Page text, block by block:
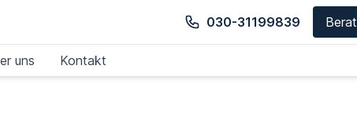
030-31199839
uns Kontakt